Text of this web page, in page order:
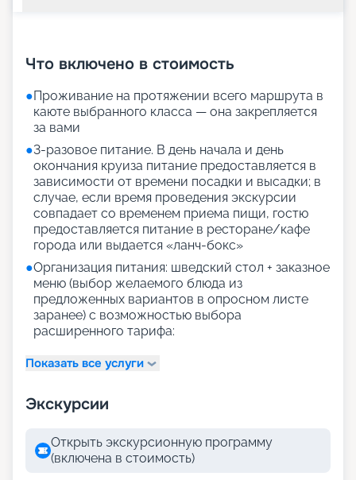
Что включено в стоимость
●Проживание на протяжении всего маршрута в
каюте выбранного класса — она закрепляется
за вами
●3-разовое питание. В день начала и день
окончания круиза питание предоставляется в
зависимости от времени посадки и высадки; в
случае, если время проведения экскурсии
совпадает со временем приема пищи, гостю
предоставляется питание в ресторане/кафе
города или выдается «ланч-бокс»
●Организация питания: шведский стол + заказное
меню (выбор желаемого блюда из
предложенных вариантов в опросном листе
заранее) с возможностью выбора
расширенного тарифа:
Показать все услуги
Экскурсии
Открыть экскурсионную программу
(включена в стоимость)